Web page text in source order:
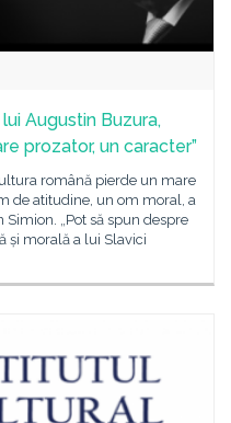
Augustin Buzura,
prozator, un caracter”
română pierde un mare
de atitudine, un om moral, a
„Pot să spun despre
și morală a lui Slavici